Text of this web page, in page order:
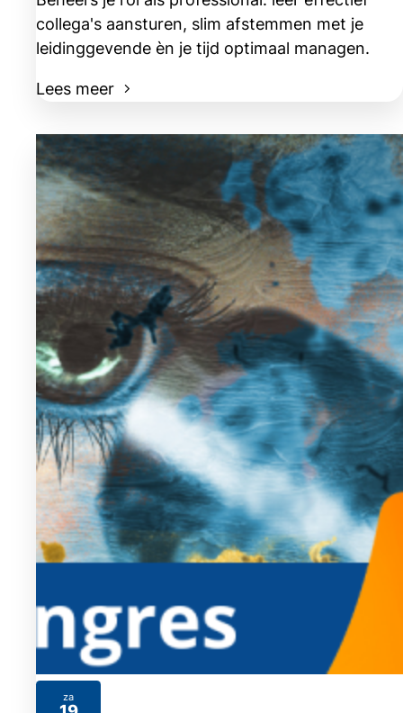
collega's aansturen, slim afstemmen met je
leidinggevende èn je tijd optimaal managen.
Lees meer
za